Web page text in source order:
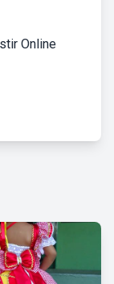
Online